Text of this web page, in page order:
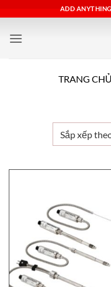
qua
nội
ADD
TRANG CHỦ